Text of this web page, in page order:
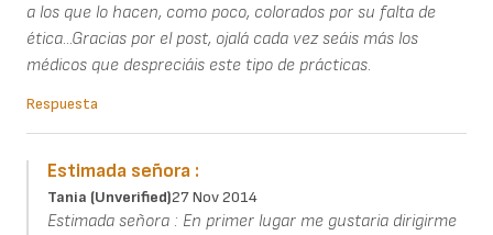
a los que lo hacen, como poco, colorados por su falta de
ética...Gracias por el post, ojalá cada vez seáis más los
médicos que despreciáis este tipo de prácticas.
Respuesta
Estimada señora :
Tania (unverified)27 Nov 2014
Estimada señora : En primer lugar me gustaria dirigirme